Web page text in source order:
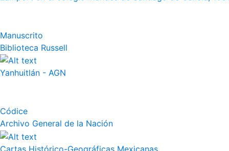
Manuscrito
Biblioteca Russell
Yanhuitlán - AGN
Códice
Archivo General de la Nación
Cartas Histórico-Geográficas Mexicanas.